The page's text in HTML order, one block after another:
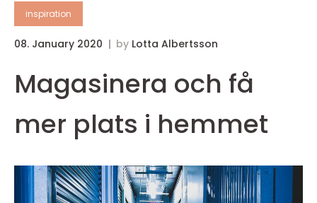
inspiration
08. January 2020 by Lotta Albertsson
Magasinera och få
mer plats i hemmet